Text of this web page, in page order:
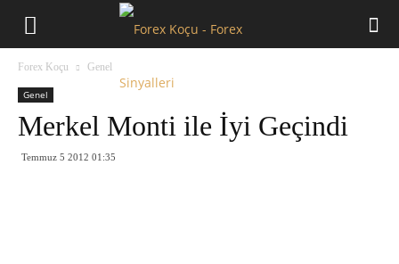
Forex Koçu Genel
Genel
Merkel Monti ile İyi Geçindi
Temmuz 5 2012 01:35